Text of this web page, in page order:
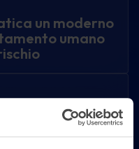
un moderno
umano